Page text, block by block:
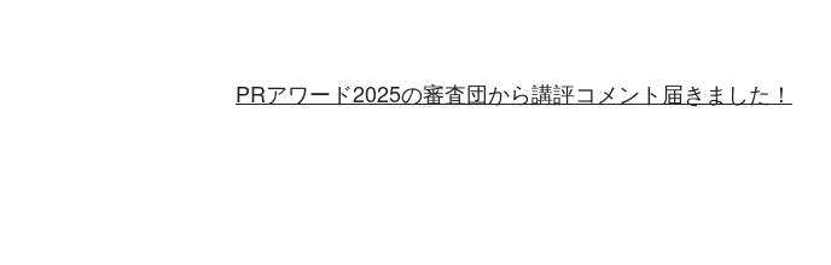
PRアワード2025の審査団から講評コメント届きました！